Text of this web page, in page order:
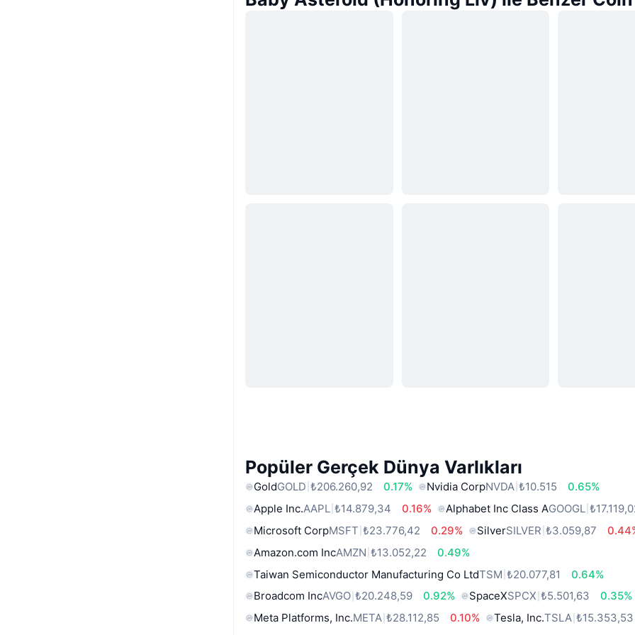
Popüler Gerçek Dünya Varlıkları
GoldGOLD ₺206.260,92 0.17% Nvidia CorpNVDA ₺10.515
0.65%
Apple Inc.AAPL ₺14.879,34 0.16% Alphabet Inc Class AGOOGL
Microsoft CorpMSFT ₺23.776,42 0.29% SilverSILVER ₺3.059,87
Amazon.com IncAMZN ₺13.052,22
0.49%
Taiwan Semiconductor Manufacturing Co LtdTSM ₺20.077,81
0.64%
Broadcom IncAVGO ₺20.248,59 0.92% SpaceXSPCX ₺5.501,63
0.35%
Meta Platforms, Inc.META ₺28.112,85 0.10% Tesla, Inc.TSLA ₺15.353,53